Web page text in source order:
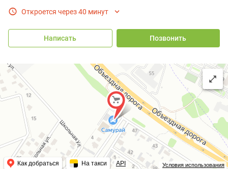
Откроется через 40 минут
Написать Позвонить
Условия использования
Как добраться На такси API